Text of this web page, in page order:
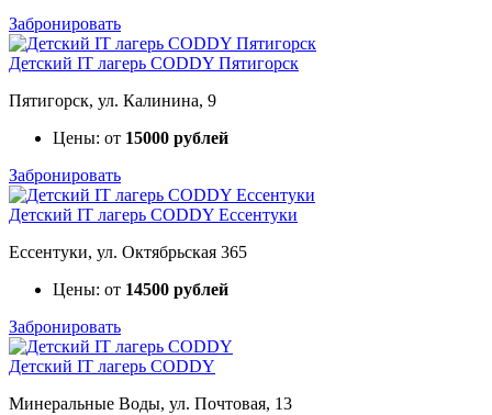
Забронировать
Детский IT лагерь CODDY Пятигорск
Пятигорск, ул. Калинина, 9
Цены: от 15000 рублей
Забронировать
Детский IT лагерь CODDY Ессентуки
Ессентуки, ул. Октябрьская 365
Цены: от 14500 рублей
Забронировать
Детский IT лагерь CODDY
Минеральные Воды, ул. Почтовая, 13